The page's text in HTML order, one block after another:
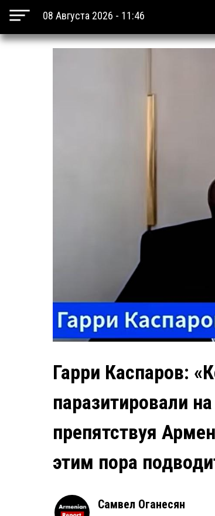
08 Августа 2026 - 11:46
Гарри Каспаров:
паразитировали
препятствуя
этим пора
Самвел Оганесян